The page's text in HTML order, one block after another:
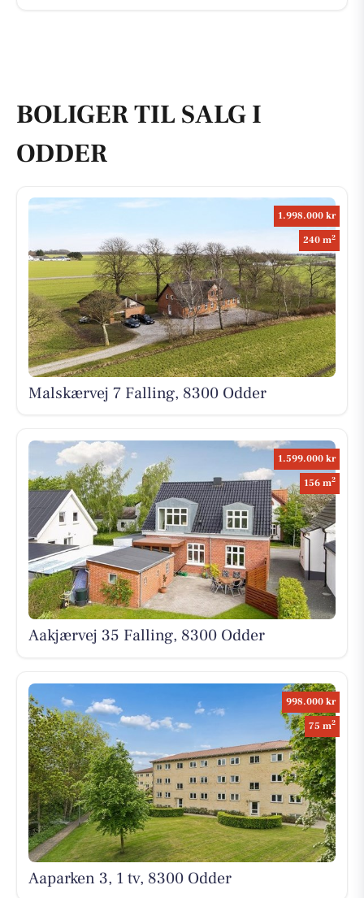
BOLIGER TIL SALG I
ODDER
1.998.000 kr
240 m2
Malskærvej 7 Falling, 8300 Odder
1.599.000 kr
156 m2
Aakjærvej 35 Falling, 8300 Odder
998.000 kr
75 m2
Aaparken 3, 1 tv, 8300 Odder